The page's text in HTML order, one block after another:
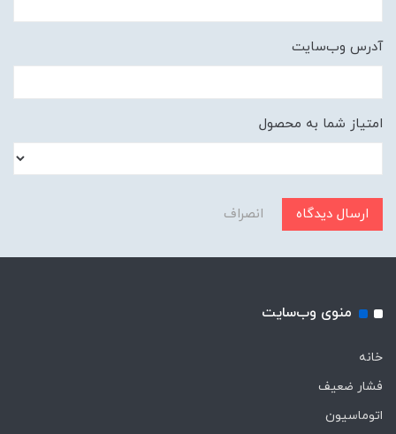
آدرس وب‌سایت
امتیاز شما به محصول
ارسال دیدگاه انصراف
منوی وب‌سایت
خانه
فشار ضعیف
اتوماسیون